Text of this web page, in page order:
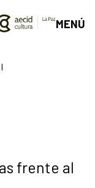
MENÚ
frente al